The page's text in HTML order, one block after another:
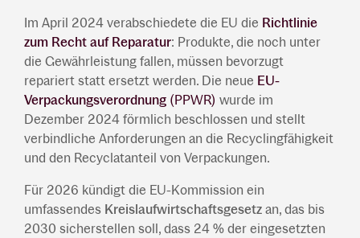
Im April 2024 verabschiedete die EU die Richtlinie
zum Recht auf Reparatur: Produkte, die noch unter
die Gewährleistung fallen, müssen bevorzugt
repariert statt ersetzt werden. Die neue EU-
Verpackungsverordnung (PPWR) wurde im
Dezember 2024 förmlich beschlossen und stellt
verbindliche Anforderungen an die Recyclingfähigkeit
und den Recyclatanteil von Verpackungen.
Für 2026 kündigt die EU-Kommission ein
umfassendes Kreislaufwirtschaftsgesetz an, das bis
2030 sicherstellen soll, dass 24 % der eingesetzten